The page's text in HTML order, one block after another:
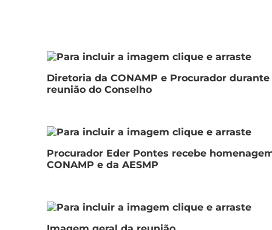
Diretoria da CONAMP e Procurador durante
reunião do Conselho
Procurador Eder Pontes recebe
CONAMP e da AESMP